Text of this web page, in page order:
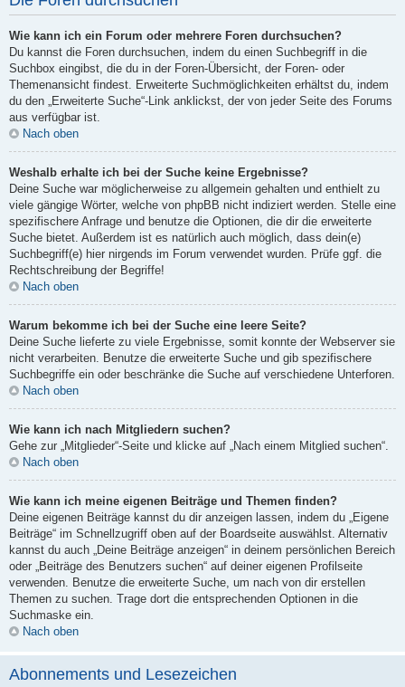
Wie kann ich ein Forum oder mehrere Foren durchsuchen?
Du kannst die Foren durchsuchen, indem du einen Suchbegriff in die
Suchbox eingibst, die du in der Foren-Übersicht, der Foren- oder
Themenansicht findest. Erweiterte Suchmöglichkeiten erhältst du, indem
du den „Erweiterte Suche“-Link anklickst, der von jeder Seite des Forums
aus verfügbar ist.
Nach oben
Weshalb erhalte ich bei der Suche keine Ergebnisse?
Deine Suche war möglicherweise zu allgemein gehalten und enthielt zu
viele gängige Wörter, welche von phpBB nicht indiziert werden. Stelle eine
spezifischere Anfrage und benutze die Optionen, die dir die erweiterte
Suche bietet. Außerdem ist es natürlich auch möglich, dass dein(e)
Suchbegriff(e) hier nirgends im Forum verwendet wurden. Prüfe ggf. die
Rechtschreibung der Begriffe!
Nach oben
Warum bekomme ich bei der Suche eine leere Seite?
Deine Suche lieferte zu viele Ergebnisse, somit konnte der Webserver sie
nicht verarbeiten. Benutze die erweiterte Suche und gib spezifischere
Suchbegriffe ein oder beschränke die Suche auf verschiedene Unterforen.
Nach oben
Wie kann ich nach Mitgliedern suchen?
Gehe zur „Mitglieder“-Seite und klicke auf „Nach einem Mitglied suchen“.
Nach oben
Wie kann ich meine eigenen Beiträge und Themen finden?
Deine eigenen Beiträge kannst du dir anzeigen lassen, indem du „Eigene
Beiträge“ im Schnellzugriff oben auf der Boardseite auswählst. Alternativ
kannst du auch „Deine Beiträge anzeigen“ in deinem persönlichen Bereich
oder „Beiträge des Benutzers suchen“ auf deiner eigenen Profilseite
verwenden. Benutze die erweiterte Suche, um nach von dir erstellen
Themen zu suchen. Trage dort die entsprechenden Optionen in die
Suchmaske ein.
Nach oben
Abonnements und Lesezeichen